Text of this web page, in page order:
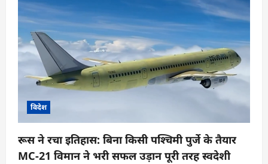
विदेश
रूस ने रचा इतिहास: बिना किसी पश्चिमी पुर्जे के तैयार
MC-21 विमान ने भरी सफल उड़ान पूरी तरह स्वदेशी